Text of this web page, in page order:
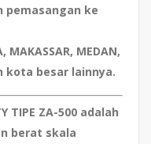
pemasangan ke
MAKASSAR, MEDAN,
kota besar lainnya.
TIPE ZA-500 adalah
berat skala